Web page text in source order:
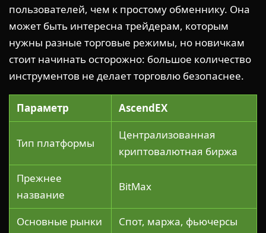
пользователей, чем к простому обменнику. Она
может быть интересна трейдерам, которым
нужны разные торговые режимы, но новичкам
стоит начинать осторожно: большое количество
инструментов не делает торговлю безопаснее.
Параметр AscendEX
Тип платформы
Централизованная
криптовалютная биржа
Прежнее
название
BitMax
Основные рынки Спот, маржа, фьючерсы